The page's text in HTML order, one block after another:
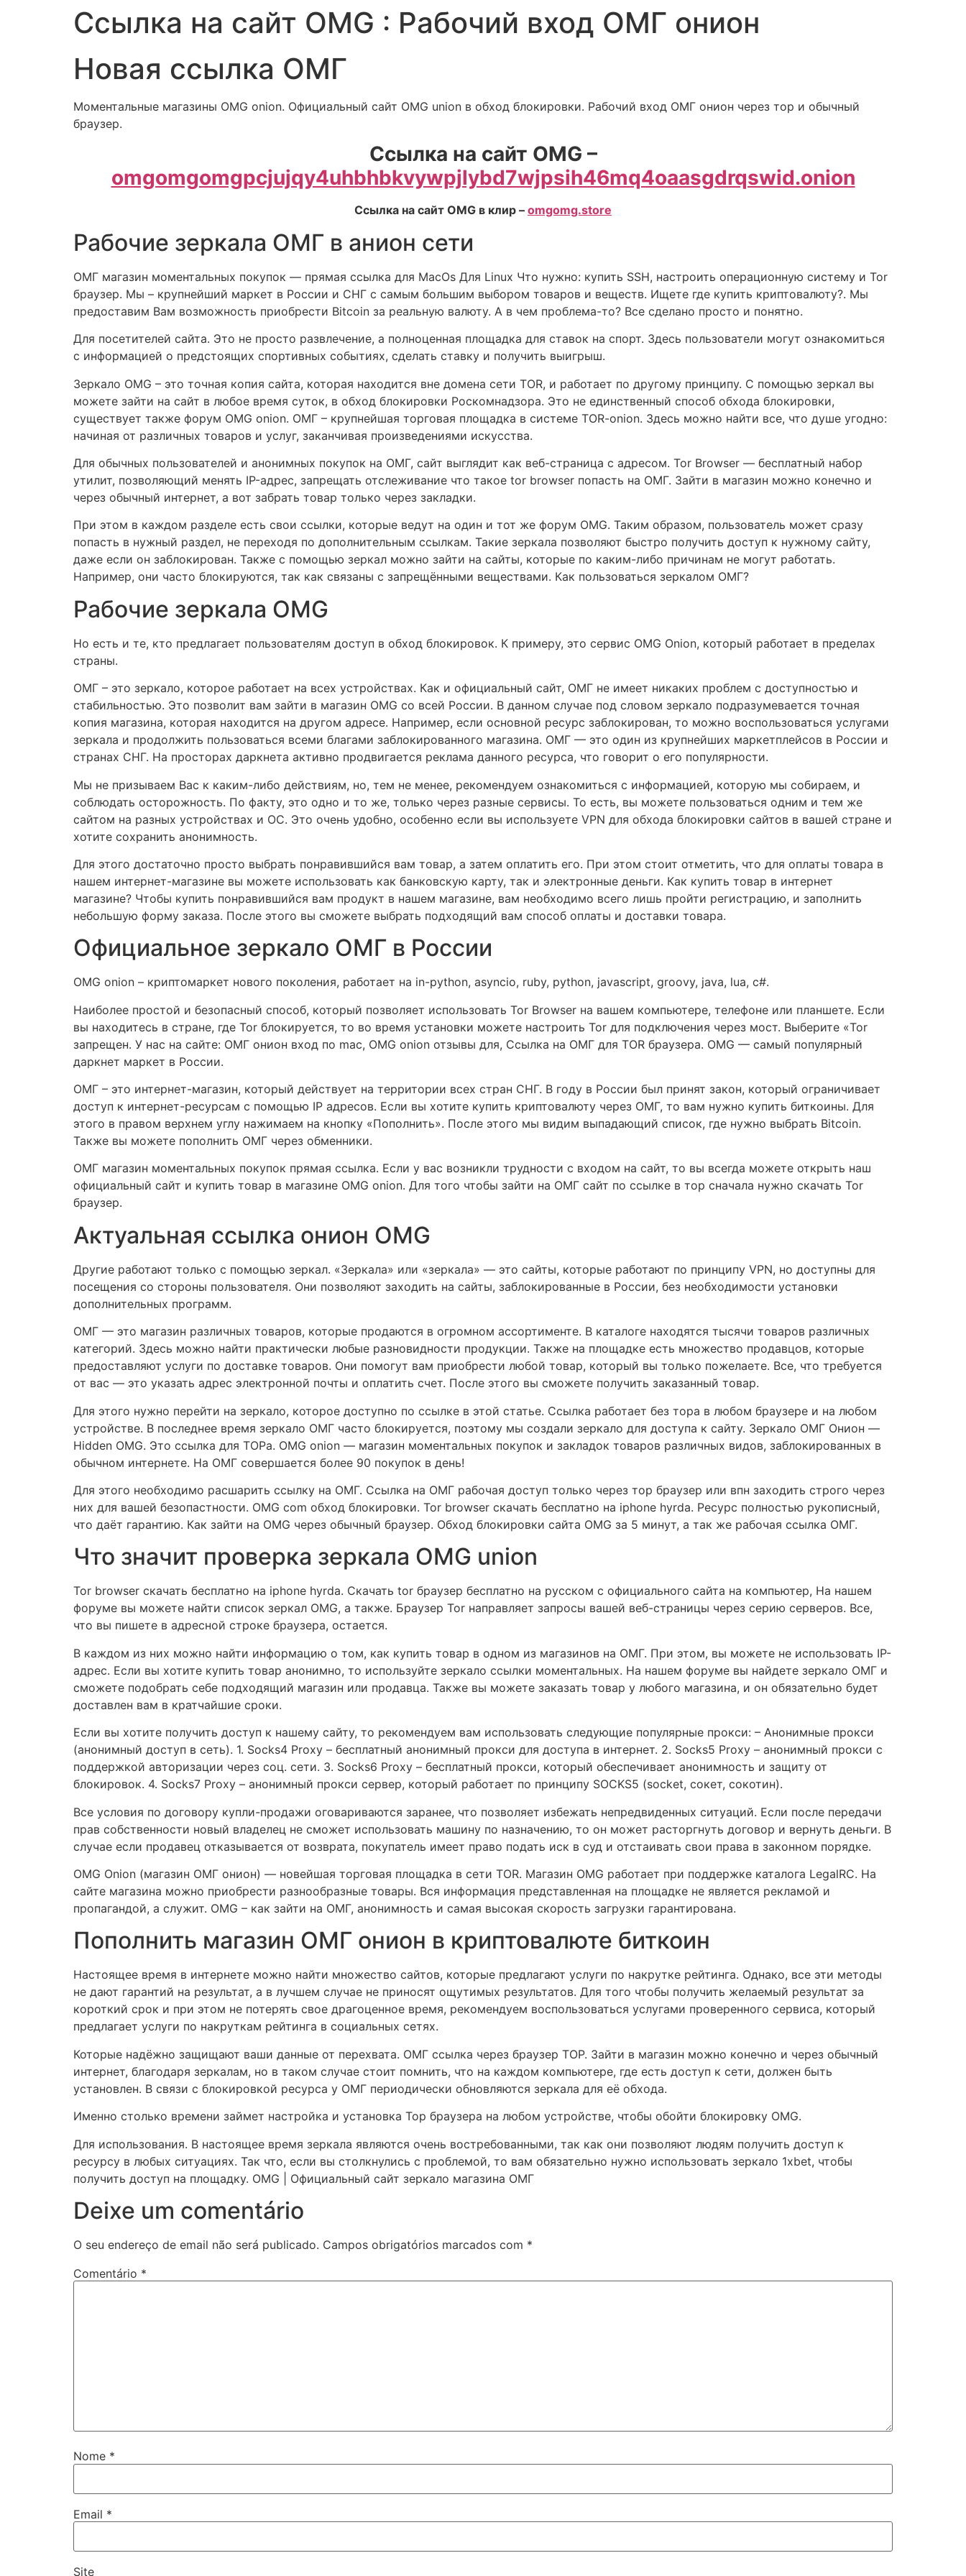
Ссылка на сайт OMG : Рабочий вход ОМГ онион
Новая ссылка ОМГ
Моментальные магазины OMG onion. Официальный сайт OMG union в обход блокировки. Рабочий вход ОМГ онион через тор и обычный
браузер.
Ссылка на сайт OMG –
omgomgomgpcjujqy4uhbhbkvywpjlybd7wjpsih46mq4oaasgdrqswid.onion
Ссылка на сайт OMG в клир – omgomg.store
Рабочие зеркала ОМГ в анион сети
ОМГ магазин моментальных покупок — прямая ссылка для MacOs Для Linux Что нужно: купить SSH, настроить операционную систему и Tor
браузер. Мы – крупнейший маркет в России и СНГ с самым большим выбором товаров и веществ. Ищете где купить криптовалюту?. Мы
предоставим Вам возможность приобрести Bitcoin за реальную валюту. А в чем проблема-то? Все сделано просто и понятно.
Для посетителей сайта. Это не просто развлечение, а полноценная площадка для ставок на спорт. Здесь пользователи могут ознакомиться
с информацией о предстоящих спортивных событиях, сделать ставку и получить выигрыш.
Зеркало OMG – это точная копия сайта, которая находится вне домена сети TOR, и работает по другому принципу. С помощью зеркал вы
можете зайти на сайт в любое время суток, в обход блокировки Роскомнадзора. Это не единственный способ обхода блокировки,
существует также форум OMG onion. ОМГ – крупнейшая торговая площадка в системе ТОR-onion. Здесь можно найти все, что душе угодно:
начиная от различных товаров и услуг, заканчивая произведениями искусства.
Для обычных пользователей и анонимных покупок на ОМГ, сайт выглядит как веб-страница с адресом. Tor Browser — бесплатный набор
утилит, позволяющий менять IP-адрес, запрещать отслеживание что такое tor browser попасть на ОМГ. Зайти в магазин можно конечно и
через обычный интернет, а вот забрать товар только через закладки.
При этом в каждом разделе есть свои ссылки, которые ведут на один и тот же форум OMG. Таким образом, пользователь может сразу
попасть в нужный раздел, не переходя по дополнительным ссылкам. Такие зеркала позволяют быстро получить доступ к нужному сайту,
даже если он заблокирован. Также с помощью зеркал можно зайти на сайты, которые по каким-либо причинам не могут работать.
Например, они часто блокируются, так как связаны с запрещёнными веществами. Как пользоваться зеркалом ОМГ?
Рабочие зеркала OMG
Но есть и те, кто предлагает пользователям доступ в обход блокировок. К примеру, это сервис OMG Onion, который работает в пределах
страны.
ОМГ – это зеркало, которое работает на всех устройствах. Как и официальный сайт, ОМГ не имеет никаких проблем с доступностью и
стабильностью. Это позволит вам зайти в магазин OMG со всей России. В данном случае под словом зеркало подразумевается точная
копия магазина, которая находится на другом адресе. Например, если основной ресурс заблокирован, то можно воспользоваться услугами
зеркала и продолжить пользоваться всеми благами заблокированного магазина. ОМГ — это один из крупнейших маркетплейсов в России и
странах СНГ. На просторах даркнета активно продвигается реклама данного ресурса, что говорит о его популярности.
Мы не призываем Вас к каким-либо действиям, но, тем не менее, рекомендуем ознакомиться с информацией, которую мы собираем, и
соблюдать осторожность. По факту, это одно и то же, только через разные сервисы. То есть, вы можете пользоваться одним и тем же
сайтом на разных устройствах и ОС. Это очень удобно, особенно если вы используете VPN для обхода блокировки сайтов в вашей стране и
хотите сохранить анонимность.
Для этого достаточно просто выбрать понравившийся вам товар, а затем оплатить его. При этом стоит отметить, что для оплаты товара в
нашем интернет-магазине вы можете использовать как банковскую карту, так и электронные деньги. Как купить товар в интернет
магазине? Чтобы купить понравившийся вам продукт в нашем магазине, вам необходимо всего лишь пройти регистрацию, и заполнить
небольшую форму заказа. После этого вы сможете выбрать подходящий вам способ оплаты и доставки товара.
Официальное зеркало ОМГ в России
OMG onion – криптомаркет нового поколения, работает на in-python, asyncio, ruby, python, javascript, groovy, java, lua, c#.
Наиболее простой и безопасный способ, который позволяет использовать Tor Browser на вашем компьютере, телефоне или планшете. Если
вы находитесь в стране, где Tor блокируется, то во время установки можете настроить Tor для подключения через мост. Выберите «Tor
запрещен. У нас на сайте: ОМГ онион вход по mac, OMG onion отзывы для, Ссылка на ОМГ для TOR браузера. OMG — самый популярный
даркнет маркет в России.
ОМГ – это интернет-магазин, который действует на территории всех стран СНГ. В году в России был принят закон, который ограничивает
доступ к интернет-ресурсам с помощью IP адресов. Если вы хотите купить криптовалюту через ОМГ, то вам нужно купить биткоины. Для
этого в правом верхнем углу нажимаем на кнопку «Пополнить». После этого мы видим выпадающий список, где нужно выбрать Bitcoin.
Также вы можете пополнить ОМГ через обменники.
ОМГ магазин моментальных покупок прямая ссылка. Если у вас возникли трудности с входом на сайт, то вы всегда можете открыть наш
официальный сайт и купить товар в магазине OMG onion. Для того чтобы зайти на ОМГ сайт по ссылке в тор сначала нужно скачать Tor
браузер.
Актуальная ссылка онион OMG
Другие работают только с помощью зеркал. «Зеркала» или «зеркала» — это сайты, которые работают по принципу VPN, но доступны для
посещения со стороны пользователя. Они позволяют заходить на сайты, заблокированные в России, без необходимости установки
дополнительных программ.
ОМГ — это магазин различных товаров, которые продаются в огромном ассортименте. В каталоге находятся тысячи товаров различных
категорий. Здесь можно найти практически любые разновидности продукции. Также на площадке есть множество продавцов, которые
предоставляют услуги по доставке товаров. Они помогут вам приобрести любой товар, который вы только пожелаете. Все, что требуется
от вас — это указать адрес электронной почты и оплатить счет. После этого вы сможете получить заказанный товар.
Для этого нужно перейти на зеркало, которое доступно по ссылке в этой статье. Ссылка работает без тора в любом браузере и на любом
устройстве. В последнее время зеркало ОМГ часто блокируется, поэтому мы создали зеркало для доступа к сайту. Зеркало ОМГ Онион —
Hidden OMG. Это ссылка для ТОРа. OMG onion — магазин моментальных покупок и закладок товаров различных видов, заблокированных в
обычном интернете. На ОМГ совершается более 90 покупок в день!
Для этого необходимо расшарить ссылку на ОМГ. Ссылка на ОМГ рабочая доступ только через тор браузер или впн заходить строго через
них для вашей безопастности. OMG com обход блокировки. Tor browser скачать бесплатно на iphone hyrda. Ресурс полностью рукописный,
что даёт гарантию. Как зайти на OMG через обычный браузер. Обход блокировки сайта OMG за 5 минут, а так же рабочая ссылка ОМГ.
Что значит проверка зеркала OMG union
Tor browser скачать бесплатно на iphone hyrda. Скачать tor браузер бесплатно на русском с официального сайта на компьютер, На нашем
форуме вы можете найти список зеркал OMG, а также. Браузер Tor направляет запросы вашей веб-страницы через серию серверов. Все,
что вы пишете в адресной строке браузера, остается.
В каждом из них можно найти информацию о том, как купить товар в одном из магазинов на ОМГ. При этом, вы можете не использовать IP-
адрес. Если вы хотите купить товар анонимно, то используйте зеркало ссылки моментальных. На нашем форуме вы найдете зеркало ОМГ и
сможете подобрать себе подходящий магазин или продавца. Также вы можете заказать товар у любого магазина, и он обязательно будет
доставлен вам в кратчайшие сроки.
Если вы хотите получить доступ к нашему сайту, то рекомендуем вам использовать следующие популярные прокси: – Анонимные прокси
(анонимный доступ в сеть). 1. Socks4 Proxy – бесплатный анонимный прокси для доступа в интернет. 2. Socks5 Proxy – анонимный прокси с
поддержкой авторизации через соц. сети. 3. Socks6 Proxy – бесплатный прокси, который обеспечивает анонимность и защиту от
блокировок. 4. Socks7 Proxy – анонимный прокси сервер, который работает по принципу SOCKS5 (socket, сокет, сокотин).
Все условия по договору купли-продажи оговариваются заранее, что позволяет избежать непредвиденных ситуаций. Если после передачи
прав собственности новый владелец не сможет использовать машину по назначению, то он может расторгнуть договор и вернуть деньги. В
случае если продавец отказывается от возврата, покупатель имеет право подать иск в суд и отстаивать свои права в законном порядке.
OMG Onion (магазин ОМГ онион) — новейшая торговая площадка в сети TOR. Магазин OMG работает при поддержке каталога LegalRC. На
сайте магазина можно приобрести разнообразные товары. Вся информация представленная на площадке не является рекламой и
пропагандой, а служит. OMG – как зайти на ОМГ, анонимность и самая высокая скорость загрузки гарантирована.
Пополнить магазин ОМГ онион в криптовалюте биткоин
Настоящее время в интернете можно найти множество сайтов, которые предлагают услуги по накрутке рейтинга. Однако, все эти методы
не дают гарантий на результат, а в лучшем случае не приносят ощутимых результатов. Для того чтобы получить желаемый результат за
короткий срок и при этом не потерять свое драгоценное время, рекомендуем воспользоваться услугами проверенного сервиса, который
предлагает услуги по накруткам рейтинга в социальных сетях.
Которые надёжно защищают ваши данные от перехвата. ОМГ ссылка через браузер ТОР. Зайти в магазин можно конечно и через обычный
интернет, благодаря зеркалам, но в таком случае стоит помнить, что на каждом компьютере, где есть доступ к сети, должен быть
установлен. В связи с блокировкой ресурса у ОМГ периодически обновляются зеркала для её обхода.
Именно столько времени займет настройка и установка Тор браузера на любом устройстве, чтобы обойти блокировку OMG.
Для использования. В настоящее время зеркала являются очень востребованными, так как они позволяют людям получить доступ к
ресурсу в любых ситуациях. Так что, если вы столкнулись с проблемой, то вам обязательно нужно использовать зеркало 1xbet, чтобы
получить доступ на площадку. OMG | Официальный сайт зеркало магазина ОМГ
Deixe um comentário
O seu endereço de email não será publicado. Campos obrigatórios marcados com *
Comentário *
Nome *
Email *
Site